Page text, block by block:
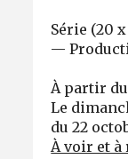
Série (20
—
À partir
Le
du 22
À voir et